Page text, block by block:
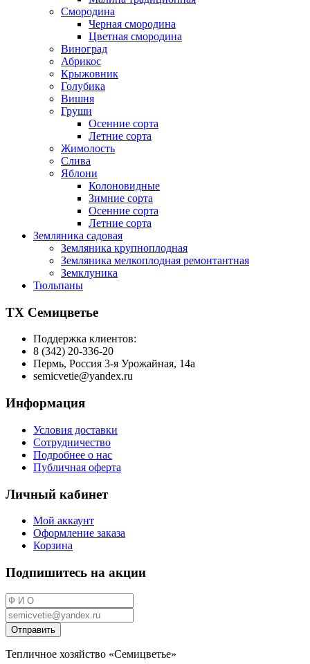
Смородина
Черная смородина
Цветная смородина
Виноград
Абрикос
Крыжовник
Голубика
Вишня
Груши
Осенние сорта
Летние сорта
Жимолость
Слива
Яблони
Колоновидные
Зимние сорта
Осенние сорта
Летние сорта
Земляника садовая
Земляника крупноплодная
Земляника мелкоплодная ремонтантная
Земклуника
Тюльпаны
ТХ Семицветье
Поддержка клиентов:
8 (342) 20-336-20
Пермь, Россия 3-я Урожайная, 14а
semicvetie@yandex.ru
Информация
Условия доставки
Сотрудничество
Подробнее о нас
Публичная оферта
Личный кабинет
Мой аккаунт
Оформление заказа
Корзина
Подпишитесь на акции
Отправить
Тепличное хозяйство «Семицветье»